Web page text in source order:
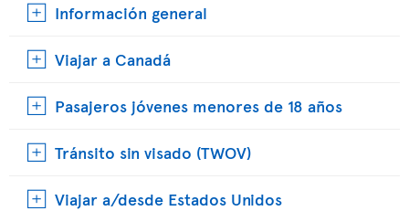
Información general
Viajar a Canadá
Pasajeros jóvenes menores de 18 años
Tránsito sin visado (TWOV)
Viajar a/desde Estados Unidos